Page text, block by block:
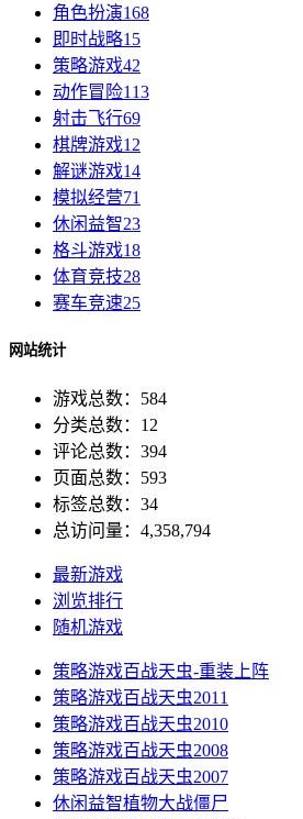
角色扮演168
即时战略15
策略游戏42
动作冒险113
射击飞行69
棋牌游戏12
解谜游戏14
模拟经营71
休闲益智23
格斗游戏18
体育竞技28
赛车竞速25
网站统计
游戏总数：584
分类总数：12
评论总数：394
页面总数：593
标签总数：34
总访问量：4,358,794
最新游戏
浏览排行
随机游戏
策略游戏百战天虫-重装上阵
策略游戏百战天虫2011
策略游戏百战天虫2010
策略游戏百战天虫2008
策略游戏百战天虫2007
休闲益智植物大战僵尸